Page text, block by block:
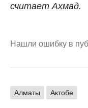
считает Ахмад.
Нашли ошибку в
Алматы Актобе